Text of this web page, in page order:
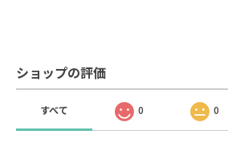
ショップの評価
すべて 0 0